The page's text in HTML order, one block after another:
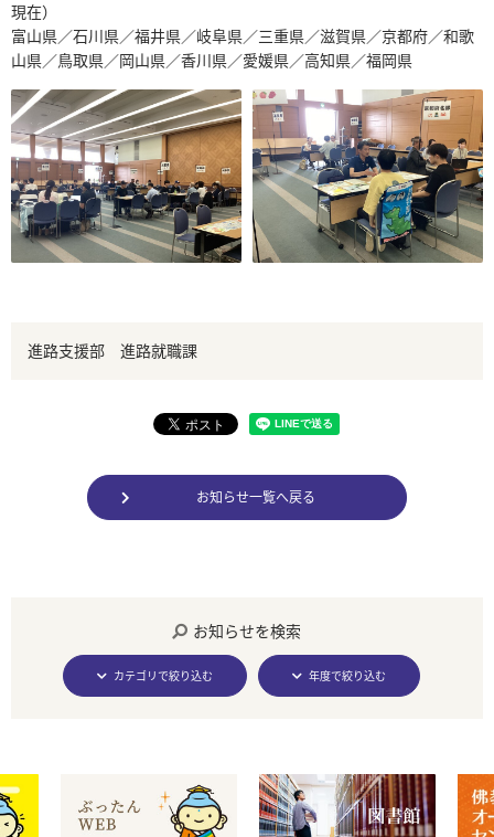
現在）
富山県／石川県／福井県／岐阜県／三重県／滋賀県／京都府／和歌
山県／鳥取県／岡山県／香川県／愛媛県／高知県／福岡県
進路支援部 進路就職課
お知らせ一覧へ戻る
お知らせを検索
カテゴリで絞り込む 年度で絞り込む